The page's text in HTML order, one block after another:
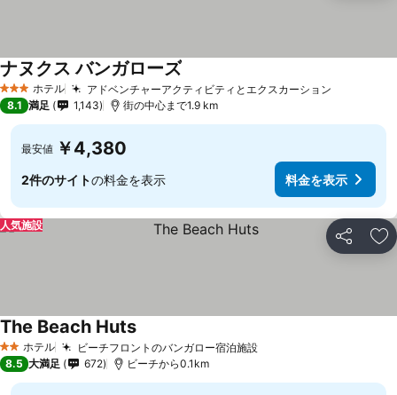
3 ホテルのランク
ホテル アドベンチャーアクティビティとエクスカーション
ナヌクス バンガローズ
8.1 満足 1,143 街の中心まで1.9 km
最安値 ￥4,380
2件のサイトの料金を表示 料金を表示
シェア お
人気施設
2 ホテルのランク
ホテル ビーチフロントのバンガロー宿泊施設料金を表示
The Beach Huts料金を表示
8.5 大満足 672 ビーチから0.1km